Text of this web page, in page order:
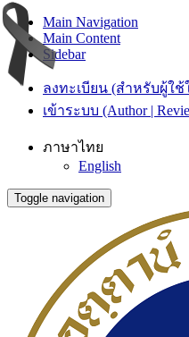
Main Navigation
Main Content
Sidebar
ลงทะเบียน (สำหรับผู้ใช้
เข้าระบบ (Author |
ภาษาไทย
English
Toggle navigation